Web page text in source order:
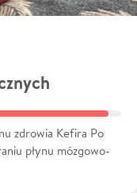
zdrowia Kefira Po
płynu mózgowo-